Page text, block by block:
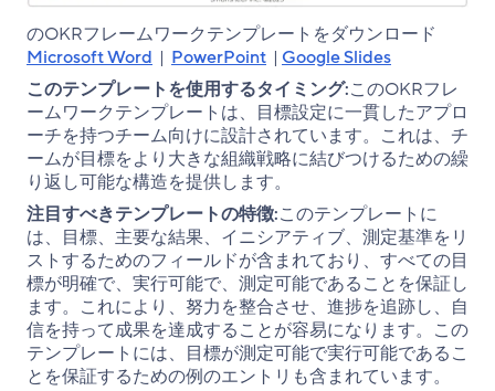
のOKRフレームワークテンプレートをダウンロード
Microsoft Word | PowerPoint | Google Slides
このテンプレートを使用するタイミング:このOKRフレ
ームワークテンプレートは、目標設定に一貫したアプロ
ーチを持つチーム向けに設計されています。これは、チ
ームが目標をより大きな組織戦略に結びつけるための繰
り返し可能な構造を提供します。
注目すべきテンプレートの特徴:このテンプレートに
は、目標、主要な結果、イニシアティブ、測定基準をリ
ストするためのフィールドが含まれており、すべての目
標が明確で、実行可能で、測定可能であることを保証し
ます。これにより、努力を整合させ、進捗を追跡し、自
信を持って成果を達成することが容易になります。この
テンプレートには、目標が測定可能で実行可能であるこ
とを保証するための例のエントリも含まれています。